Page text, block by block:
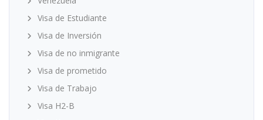
Visa de Estudiante
Visa de Inversión
Visa de no inmigrante
Visa de prometido
Visa de Trabajo
Visa H2-B